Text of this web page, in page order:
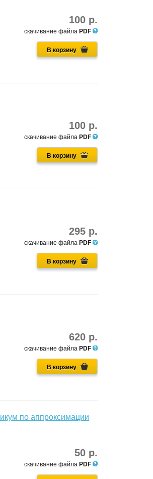
100 р.
скачивание файла PDF
В корзину
100 р.
скачивание файла PDF
В корзину
295 р.
скачивание файла PDF
В корзину
620 р.
скачивание файла PDF
В корзину
по аппроксимации
50 р.
скачивание файла PDF